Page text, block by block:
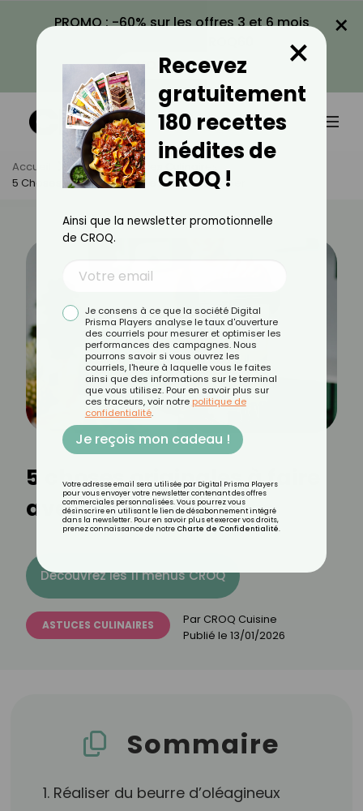
PROMO : -60% sur les offres 3 et 6 mois
VOIR LA PROMO
×
Accueil Actus
Astuces Culinaires
5 Choses Originales À Faire Avec Un Blender
5 choses originales à faire
avec un Blender
Découvrez les 11 menus CROQ
ASTUCES CULINAIRES Par CROQ Cuisine
Publié le 13/01/2026
Sommaire
1. Réaliser du beurre d’oléagineux
Recevez
gratuitement
180 recettes
inédites de
CROQ !
×
Ainsi que la newsletter promotionnelle
de CROQ.
Je consens à ce que la société Digital
Prisma Players analyse le taux d'ouverture
des courriels pour mesurer et optimiser les
performances des campagnes. Nous
pourrons savoir si vous ouvrez les
courriels, l'heure à laquelle vous le faites
ainsi que des informations sur le terminal
que vous utilisez. Pour en savoir plus sur
ces traceurs, voir notre politique de
confidentialité.
Je reçois mon cadeau !
Votre adresse email sera utilisée par Digital Prisma Players
pour vous envoyer votre newsletter contenant des offres
commerciales personnalisées. Vous pourrez vous
désinscrire en utilisant le lien de désabonnement intégré
dans la newsletter. Pour en savoir plus et exercer vos droits,
prenez connaissance de notre Charte de Confidentialité.